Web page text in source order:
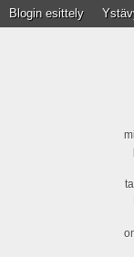
Blogin esittely